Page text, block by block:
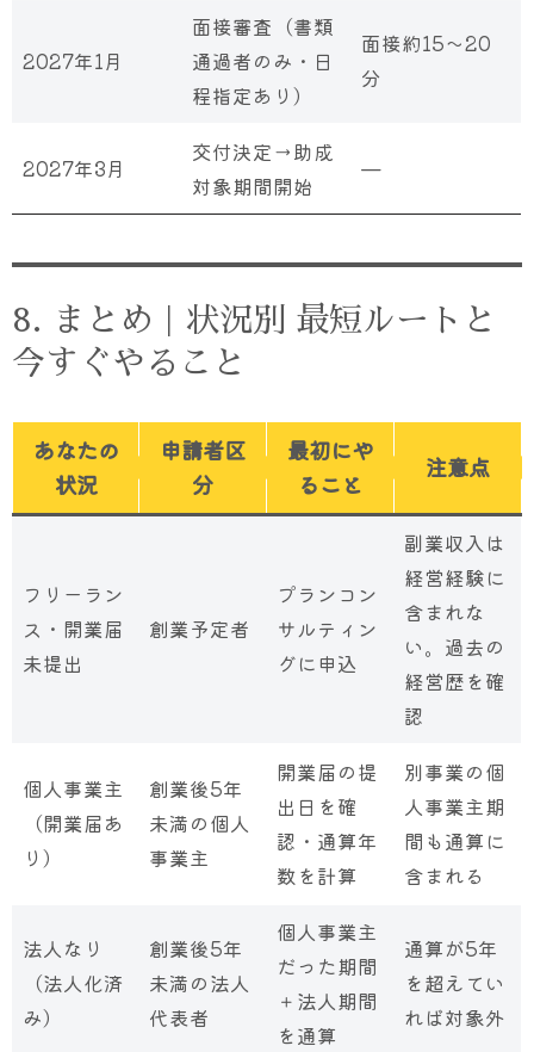
2027年1月
面接審査（書類
通過者のみ・日
程指定あり）
面接約15〜20
分
2027年3月
交付決定→助成
対象期間開始
—
8. まとめ｜状況別 最短ルートと
今すぐやること
あなたの
状況
申請者区
分
最初にや
ること
注意点
フリーラン
ス・開業届
未提出
創業予定者
プランコン
サルティン
グに申込
副業収入は
経営経験に
含まれな
い。過去の
経営歴を確
認
個人事業主
（開業届あ
り）
創業後5年
未満の個人
事業主
開業届の提
出日を確
認・通算年
数を計算
別事業の個
人事業主期
間も通算に
含まれる
法人なり
（法人化済
み）
創業後5年
未満の法人
代表者
個人事業主
だった期間
＋法人期間
を通算
通算が5年
を超えてい
れば対象外